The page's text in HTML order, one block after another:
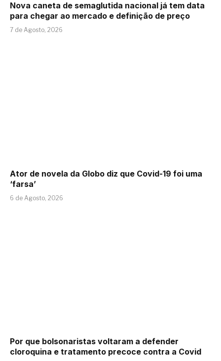
Nova caneta de semaglutida nacional já tem data
para chegar ao mercado e definição de preço
7 de Agosto, 2026
Ator de novela da Globo diz que Covid-19 foi uma
‘farsa’
6 de Agosto, 2026
Por que bolsonaristas voltaram a defender
cloroquina e tratamento precoce contra a Covid